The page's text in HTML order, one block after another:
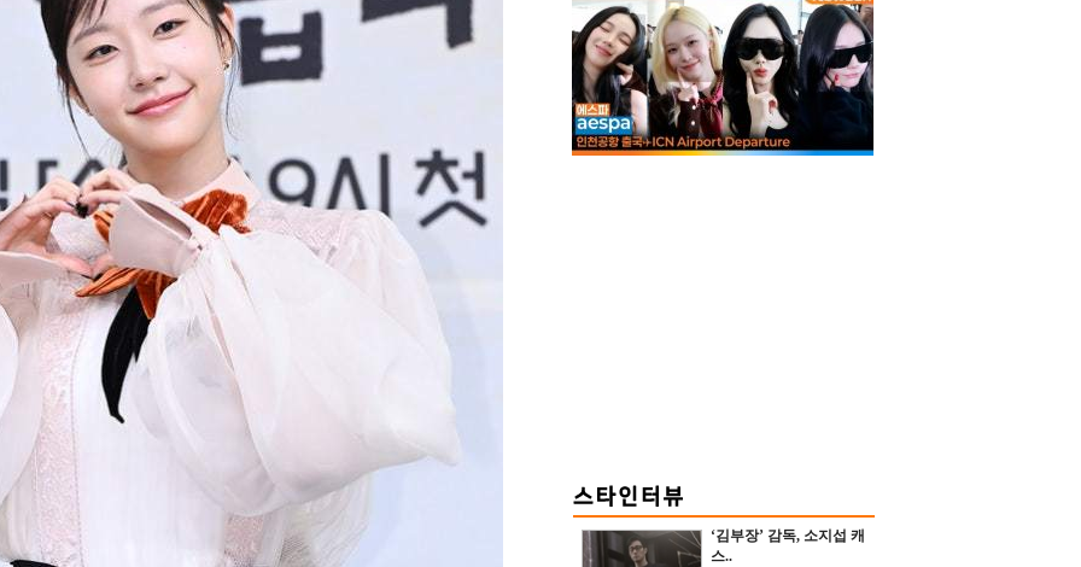
‘김부장’ 감독, 소지섭 캐
스..